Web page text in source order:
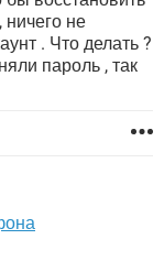
не
. Что делать ?
пароль , так